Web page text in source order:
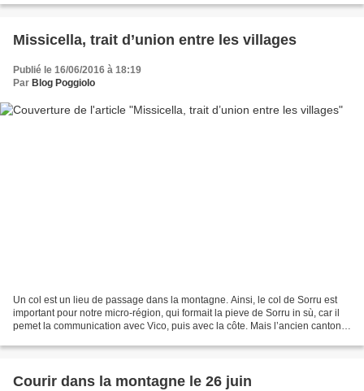
Missicella, trait d’union entre les villages
Publié le 16/06/2016 à 18:19
Par Blog Poggiolo
Un col est un lieu de passage dans la montagne. Ainsi, le col de Sorru est
important pour notre micro-région, qui formait la pieve de Sorru in sù, car il
pemet la communication avec Vico, puis avec la côte. Mais l’ancien canton
Courir dans la montagne le 26 juin